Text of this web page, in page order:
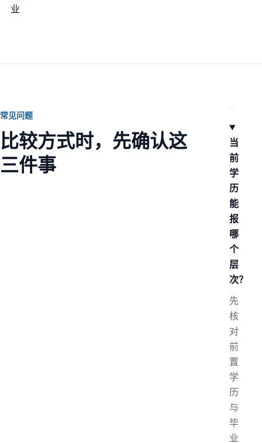
业
常见问题
比较方式时，先确认这
三件事
当
前
学
历
能
报
哪
个
层
次？
先
核
对
前
置
学
历
与
毕
业